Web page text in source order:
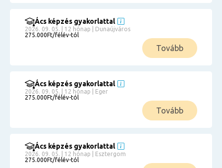
Ács képzés gyakorlattal
2026. 09. 05. | 12 hónap | Dunaújváros
275.000Ft/félév-tól
Tovább
Ács képzés gyakorlattal
2026. 09. 05. | 12 hónap | Eger
275.000Ft/félév-tól
Tovább
Ács képzés gyakorlattal
2026. 09. 05. | 12 hónap | Esztergom
275.000Ft/félév-tól